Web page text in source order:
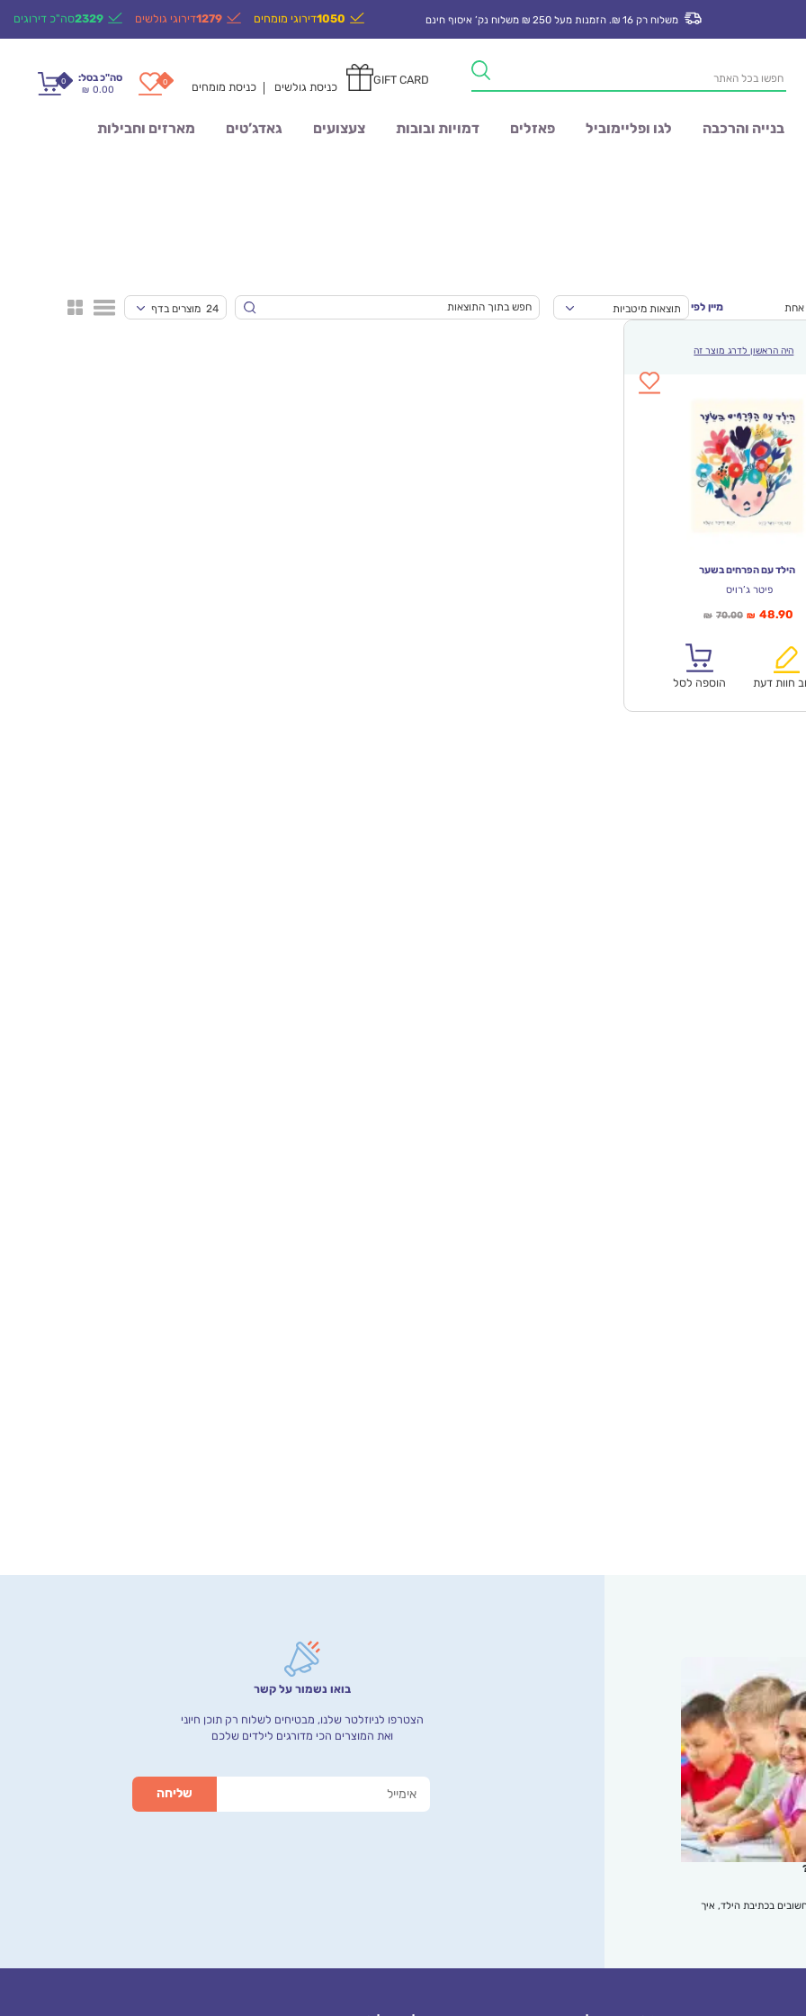
משלוח רק 16 ₪. הזמנות מעל 250 ₪ משלוח נק’ איסוף חינם 1050דירוגי מומחים 1279דירוגי גולשים 2329סה"כ דירוגים
Products
search
GIFT CARD כניסת גולשים כניסת מומחים 0
0 סה"כ בסל:
₪ 0.00
בנייה והרכבה לגו ופליימוביל פאזלים דמויות ובובות צעצועים גאדג’טים מארזים וחבילות
אחת מיין לפי תוצאות מיטביות 24 מוצרים בדף
היה הראשון לדרג מוצר זה
הילד עם הפרחים בשער
פיטר ג’רויס
₪ 70.00המחיר
₪70.00.
₪ 48.90
חוות דעת
הוספה לסל
בכתיבת הילד, איך
בואו נשמור על קשר
הצטרפו לניוזלטר שלנו, מבטיחים לשלוח רק תוכן חיוני
ואת המוצרים הכי מדורגים לילדים שלכם